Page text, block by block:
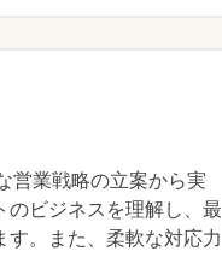
営業戦略の立案から実
のビジネスを理解し、最
。また、柔軟な対応力